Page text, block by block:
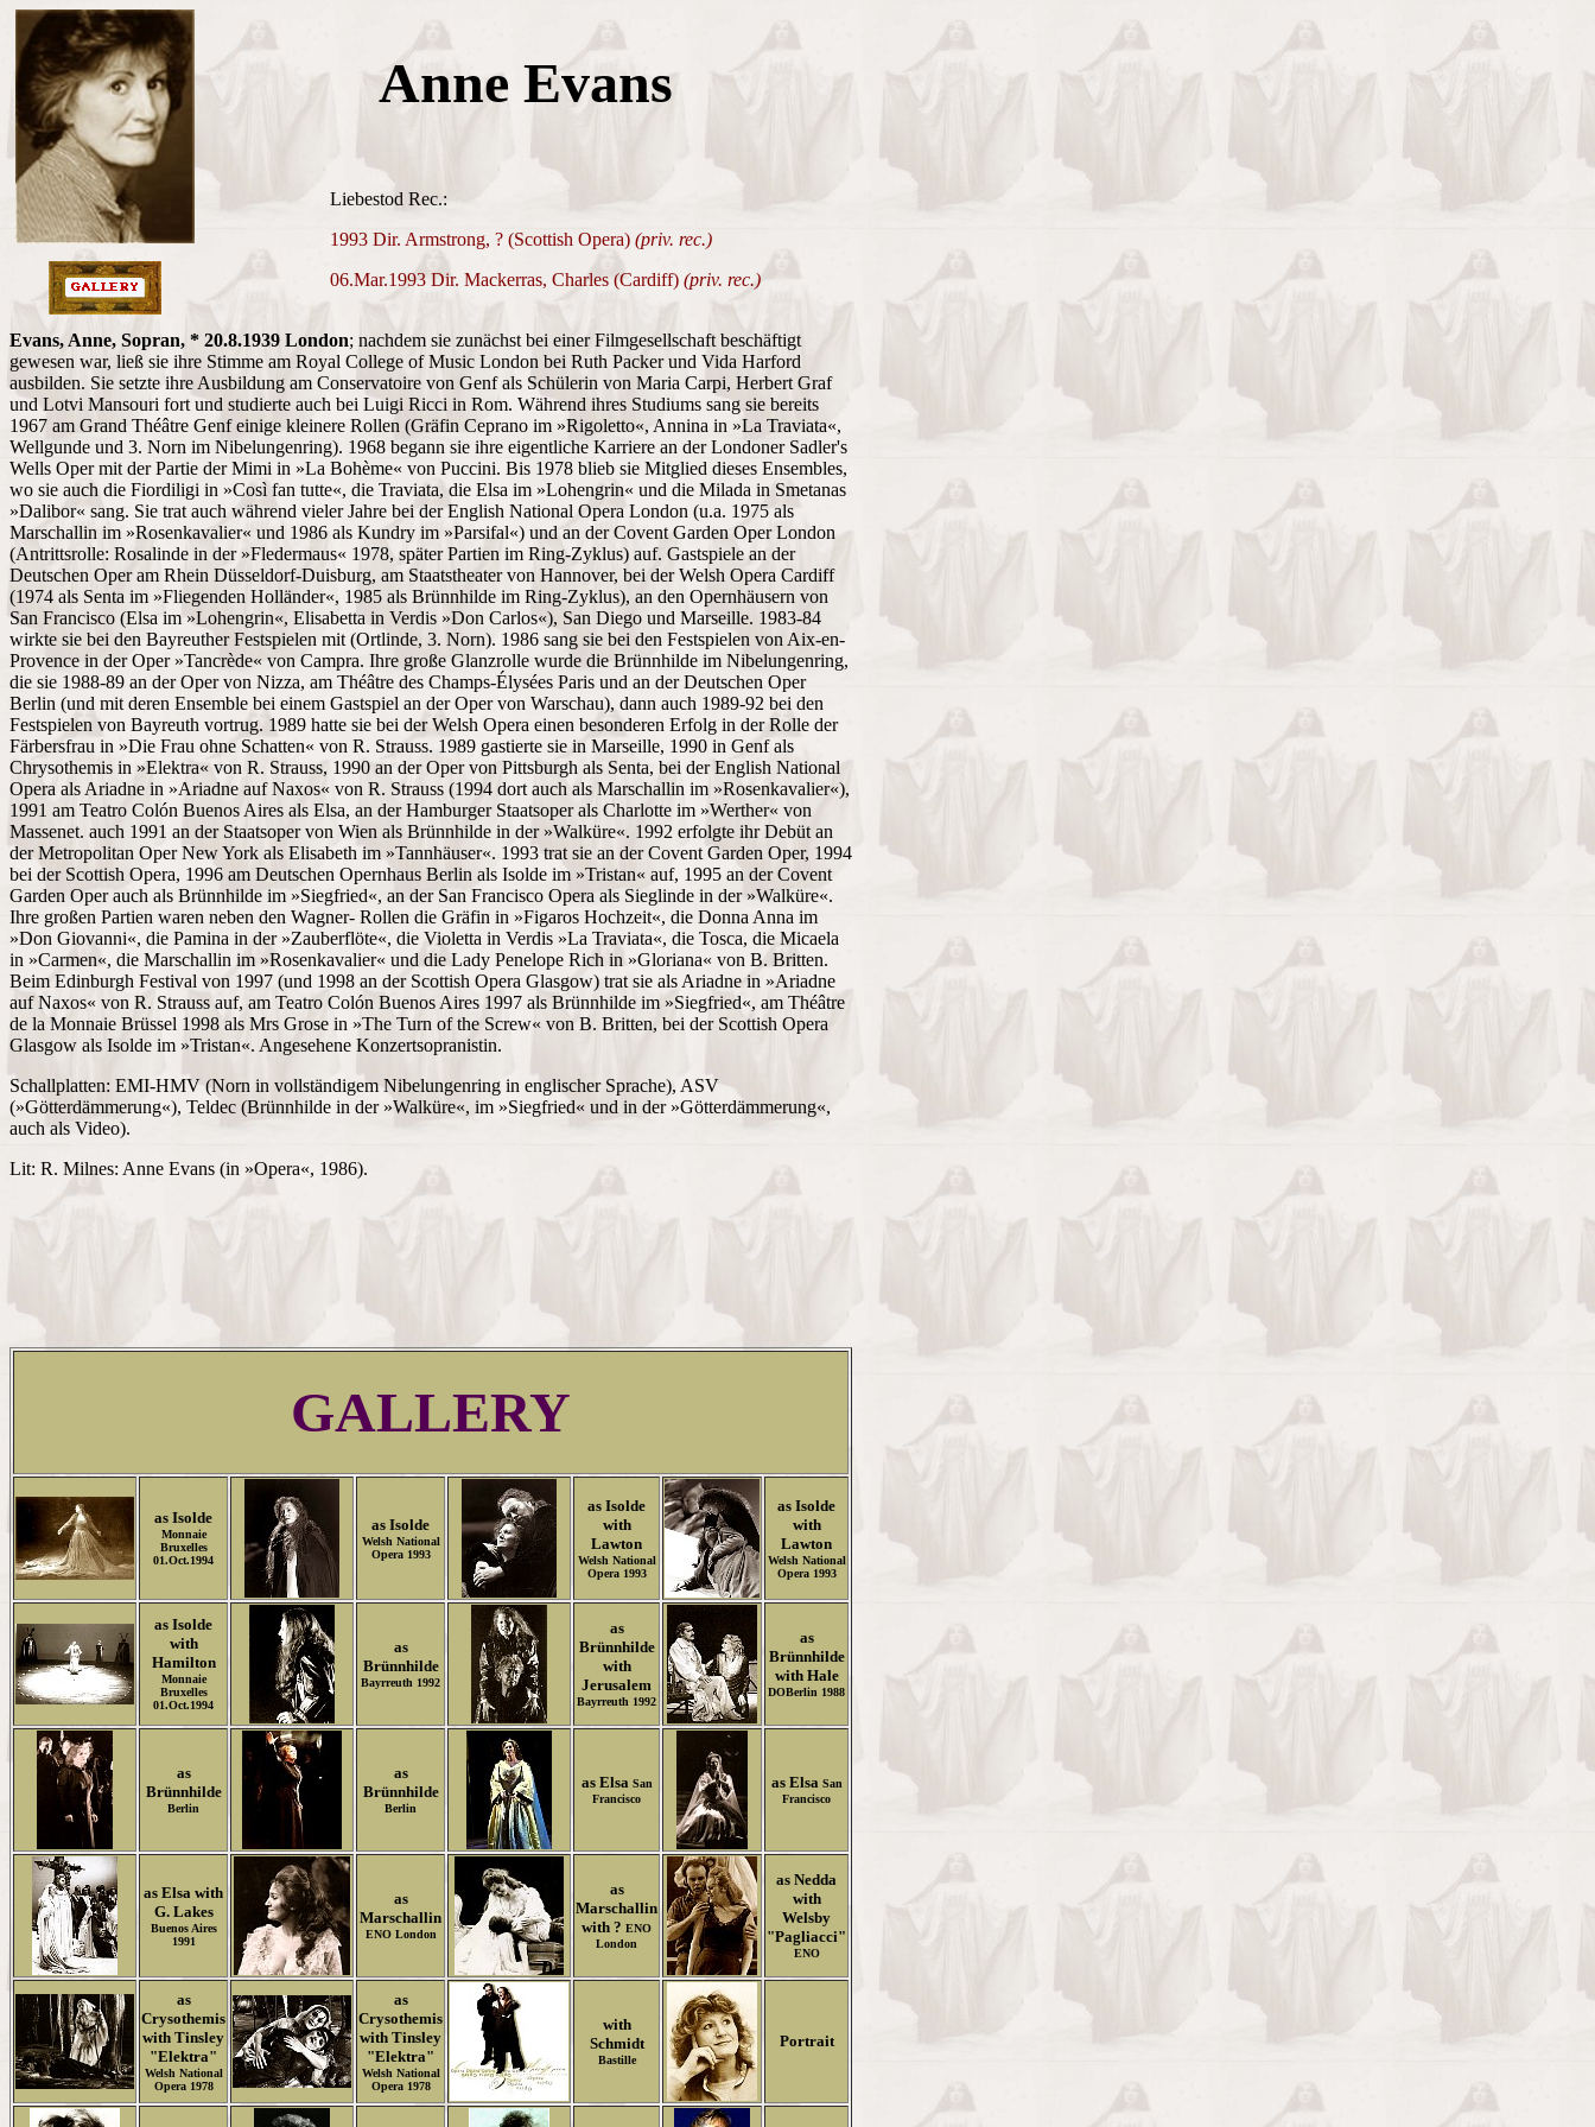
Anne Evans
Liebestod Rec.:
1993 Dir. Armstrong, ? (Scottish Opera) (priv. rec.)
06.Mar.1993 Dir. Mackerras, Charles (Cardiff) (priv. rec.)
Evans, Anne, Sopran, * 20.8.1939 London; nachdem sie zunächst bei einer Filmgesellschaft beschäftigt
gewesen war, ließ sie ihre Stimme am Royal College of Music London bei Ruth Packer und Vida Harford
ausbilden. Sie setzte ihre Ausbildung am Conservatoire von Genf als Schülerin von Maria Carpi, Herbert Graf
und Lotvi Mansouri fort und studierte auch bei Luigi Ricci in Rom. Während ihres Studiums sang sie bereits
1967 am Grand Théâtre Genf einige kleinere Rollen (Gräfin Ceprano im »Rigoletto«, Annina in »La Traviata«,
Wellgunde und 3. Norn im Nibelungenring). 1968 begann sie ihre eigentliche Karriere an der Londoner Sadler's
Wells Oper mit der Partie der Mimi in »La Bohème« von Puccini. Bis 1978 blieb sie Mitglied dieses Ensembles,
wo sie auch die Fiordiligi in »Così fan tutte«, die Traviata, die Elsa im »Lohengrin« und die Milada in Smetanas
»Dalibor« sang. Sie trat auch während vieler Jahre bei der English National Opera London (u.a. 1975 als
Marschallin im »Rosenkavalier« und 1986 als Kundry im »Parsifal«) und an der Covent Garden Oper London
(Antrittsrolle: Rosalinde in der »Fledermaus« 1978, später Partien im Ring-Zyklus) auf. Gastspiele an der
Deutschen Oper am Rhein Düsseldorf-Duisburg, am Staatstheater von Hannover, bei der Welsh Opera Cardiff
(1974 als Senta im »Fliegenden Holländer«, 1985 als Brünnhilde im Ring-Zyklus), an den Opernhäusern von
San Francisco (Elsa im »Lohengrin«, Elisabetta in Verdis »Don Carlos«), San Diego und Marseille. 1983-84
wirkte sie bei den Bayreuther Festspielen mit (Ortlinde, 3. Norn). 1986 sang sie bei den Festspielen von Aix-en-
Provence in der Oper »Tancrède« von Campra. Ihre große Glanzrolle wurde die Brünnhilde im Nibelungenring,
die sie 1988-89 an der Oper von Nizza, am Théâtre des Champs-Élysées Paris und an der Deutschen Oper
Berlin (und mit deren Ensemble bei einem Gastspiel an der Oper von Warschau), dann auch 1989-92 bei den
Festspielen von Bayreuth vortrug. 1989 hatte sie bei der Welsh Opera einen besonderen Erfolg in der Rolle der
Färbersfrau in »Die Frau ohne Schatten« von R. Strauss. 1989 gastierte sie in Marseille, 1990 in Genf als
Chrysothemis in »Elektra« von R. Strauss, 1990 an der Oper von Pittsburgh als Senta, bei der English National
Opera als Ariadne in »Ariadne auf Naxos« von R. Strauss (1994 dort auch als Marschallin im »Rosenkavalier«),
1991 am Teatro Colón Buenos Aires als Elsa, an der Hamburger Staatsoper als Charlotte im »Werther« von
Massenet. auch 1991 an der Staatsoper von Wien als Brünnhilde in der »Walküre«. 1992 erfolgte ihr Debüt an
der Metropolitan Oper New York als Elisabeth im »Tannhäuser«. 1993 trat sie an der Covent Garden Oper, 1994
bei der Scottish Opera, 1996 am Deutschen Opernhaus Berlin als Isolde im »Tristan« auf, 1995 an der Covent
Garden Oper auch als Brünnhilde im »Siegfried«, an der San Francisco Opera als Sieglinde in der »Walküre«.
Ihre großen Partien waren neben den Wagner- Rollen die Gräfin in »Figaros Hochzeit«, die Donna Anna im
»Don Giovanni«, die Pamina in der »Zauberflöte«, die Violetta in Verdis »La Traviata«, die Tosca, die Micaela
in »Carmen«, die Marschallin im »Rosenkavalier« und die Lady Penelope Rich in »Gloriana« von B. Britten.
Beim Edinburgh Festival von 1997 (und 1998 an der Scottish Opera Glasgow) trat sie als Ariadne in »Ariadne
auf Naxos« von R. Strauss auf, am Teatro Colón Buenos Aires 1997 als Brünnhilde im »Siegfried«, am Théâtre
de la Monnaie Brüssel 1998 als Mrs Grose in »The Turn of the Screw« von B. Britten, bei der Scottish Opera
Glasgow als Isolde im »Tristan«. Angesehene Konzertsopranistin.
Schallplatten: EMI-HMV (Norn in vollständigem Nibelungenring in englischer Sprache), ASV
(»Götterdämmerung«), Teldec (Brünnhilde in der »Walküre«, im »Siegfried« und in der »Götterdämmerung«,
auch als Video).
Lit: R. Milnes: Anne Evans (in »Opera«, 1986).
GALLERY
as Isolde
Monnaie
Bruxelles
01.Oct.1994
as Isolde
Welsh National
Opera 1993
as Isolde
with
Lawton
Welsh National
Opera 1993
as Isolde
with
Lawton
Welsh National
Opera 1993
as Isolde
with
Hamilton
Monnaie
Bruxelles
01.Oct.1994
as
Brünnhilde
Bayrreuth 1992
as
Brünnhilde
with
Jerusalem
Bayrreuth 1992
as
Brünnhilde
with Hale
DOBerlin 1988
as
Brünnhilde
Berlin
as
Brünnhilde
Berlin
as Elsa San
Francisco
as Elsa San
Francisco
as Elsa with
G. Lakes
Buenos Aires
1991
as
Marschallin
ENO London
as
Marschallin
with ? ENO
London
as Nedda
with
Welsby
"Pagliacci"
ENO
as
Crysothemis
with Tinsley
"Elektra"
Welsh National
Opera 1978
as
Crysothemis
with Tinsley
"Elektra"
Welsh National
Opera 1978
with
Schmidt
Bastille
Portrait